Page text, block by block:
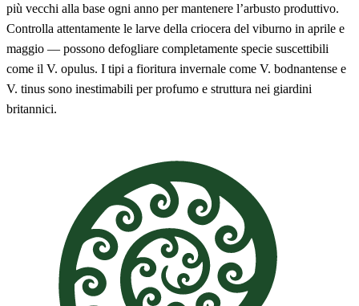
più vecchi alla base ogni anno per mantenere l’arbusto produttivo.
Controlla attentamente le larve della criocera del viburno in aprile e
maggio — possono defogliare completamente specie suscettibili
come il V. opulus. I tipi a fioritura invernale come V. bodnantense e
V. tinus sono inestimabili per profumo e struttura nei giardini
britannici.